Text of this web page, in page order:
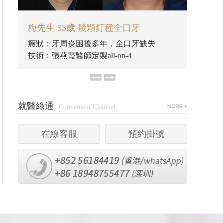
梅先生 53歲 幾顆釘種全口牙
癥狀：牙周炎困擾多年，全口牙缺失
技術：張燕霞醫師定製all-on-4
就醫綠通 Convenient Channel
在線客服 預約掛號